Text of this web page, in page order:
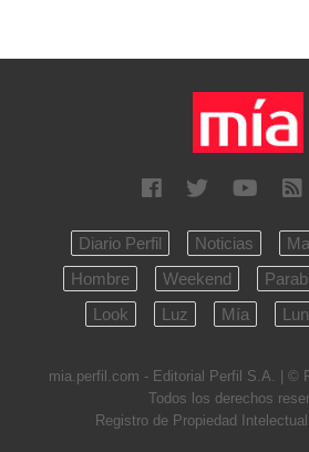
Diario Perfil Noticias
Hombre
Weekend
Look
Luz Mía
mia.perfil.com - Editorial Perfil S.A. | ©
Todos los derechos
Registro de Propiedad